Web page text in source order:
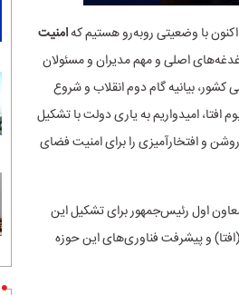
اکنون با وضعیتی روبه‌رو هستیم کهامنیت
اصلی و مهم مدیران و مسئولان
کشور، بیانیه گام دوم انقلاب و شروع
امیدواریم به یاری دولت با تشکیل
و افتخارآمیزی را برای امنیت فضای
اول رئیس‌جمهور برای تشکیل این
و پیشرفت فناوری‌های این حوزه